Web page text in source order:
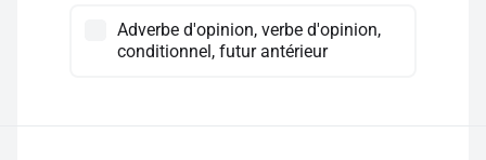
Adverbe d'opinion, verbe d'opinion,
conditionnel, futur antérieur